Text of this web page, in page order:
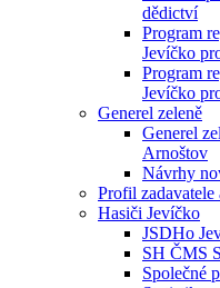
dědictví
Program
Jevíčko
Program
Jevíčko
Generel zeleně
Generel
Arnoštov
Návrhy
Profil zadavatele
Hasiči Jevíčko
JSDHo
SH ČMS
Společné